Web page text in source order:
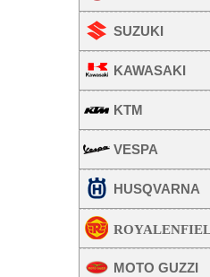
SUZUKI
KAWASAKI
KTM
VESPA
HUSQVARNA
MOTO GUZZI